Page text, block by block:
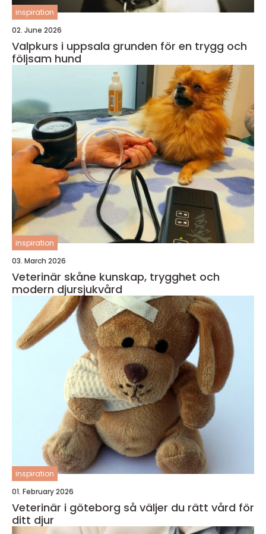
inspiration
02. June 2026
Valpkurs i uppsala grunden för en trygg och
följsam hund
inspiration
03. March 2026
Veterinär skåne kunskap, trygghet och
modern djursjukvård
inspiration
01. February 2026
Veterinär i göteborg så väljer du rätt vård för
ditt djur